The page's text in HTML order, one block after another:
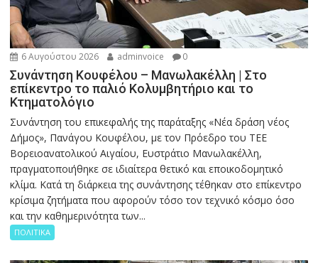
6 Αυγούστου 2026 adminvoice 0
Συνάντηση Κουφέλου – Μανωλακέλλη | Στο
επίκεντρο το παλιό Κολυμβητήριο και το
Κτηματολόγιο
Συνάντηση του επικεφαλής της παράταξης «Νέα δράση νέος
Δήμος», Πανάγου Κουφέλου, με τον Πρόεδρο του ΤΕΕ
Βορειοανατολικού Αιγαίου, Ευστράτιο Μανωλακέλλη,
πραγματοποιήθηκε σε ιδιαίτερα θετικό και εποικοδομητικό
κλίμα. Κατά τη διάρκεια της συνάντησης τέθηκαν στο επίκεντρο
κρίσιμα ζητήματα που αφορούν τόσο τον τεχνικό κόσμο όσο
και την καθημερινότητα των...
ΠΟΛΙΤΙΚΑ